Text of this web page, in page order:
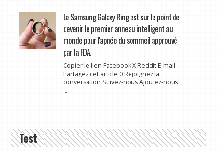
Le Samsung Galaxy Ring est sur le point de
devenir le premier anneau intelligent au
monde pour l'apnée du sommeil approuvé
par la FDA.
Copier le lien Facebook X Reddit E-mail
Partagez cet article 0 Rejoignez la
conversation Suivez-nous Ajoutez-nous
...
Test